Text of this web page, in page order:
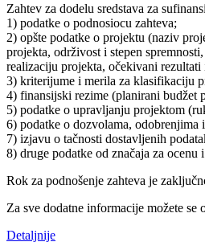
Zahtev za dodelu sredstava za
1) podatke o podnosiocu zahteva;
2) opšte podatke o projektu (naziv
projekta, održivost i stepen
realizaciju projekta, očekivani
3) kriterijume i merila za klasifikaciju
4) finansijski rezime (planirani budžet
5) podatke o upravljanju projektom
6) podatke o dozvolama, odobrenjima
7) izjavu o tačnosti dostavljenih
8) druge podatke od značaja za ocenu
Rok za podnošenje zahteva je
Za sve dodatne informacije možete
Detaljnije